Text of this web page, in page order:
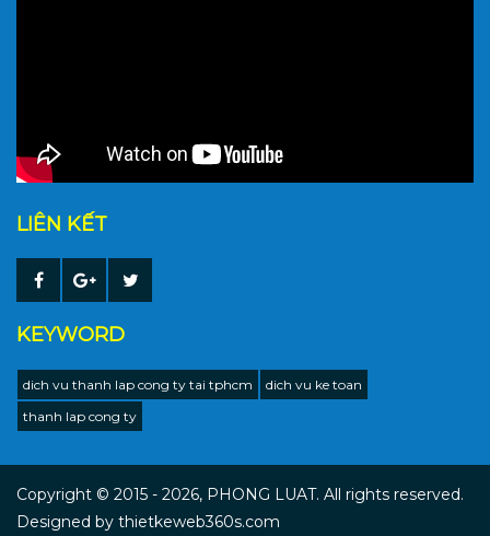
LIÊN KẾT
KEYWORD
dich vu thanh lap cong ty tai tphcm
dich vu ke toan
thanh lap cong ty
Copyright © 2015 - 2026, PHONG LUAT. All rights reserved.
Designed by thietkeweb360s.com